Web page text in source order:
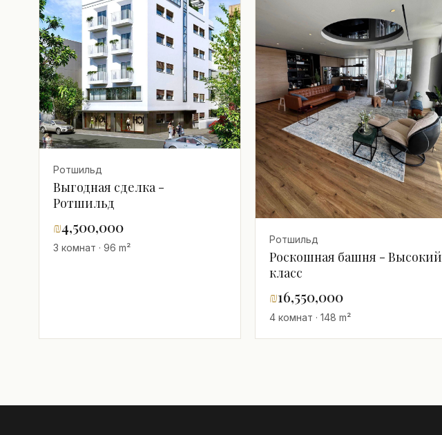
Ротшильд
Выгодная сделка -
Ротшильд
₪4,500,000
3 комнат · 96 m²
Ротшильд
Роскошная башня - Высокий
класс
₪16,550,000
4 комнат · 148 m²